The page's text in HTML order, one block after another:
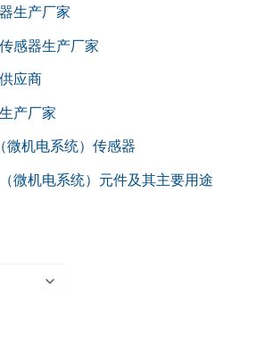
生产厂家
感器生产厂家
应商
产厂家
微机电系统）传感器
微机电系统）元件及其主要用途